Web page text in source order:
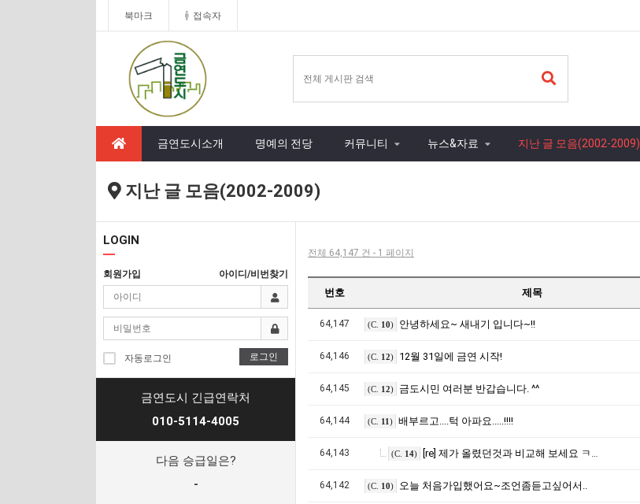
북마크 접속자
금연도시소개 명예의 전당 커뮤니티 뉴스&자료 지난 글 모음(2002-2009)
지난 글 모음(2002-2009)
LOGIN
회원가입 아이디/비번찾기
자동로그인 로그인
금연도시 긴급연락처
010-5114-4005
다음 승급일은?
-
전체 64,147 건 - 1 페이지
번호 제목
64,147 (C. 10) 안녕하세요~ 새내기 입니다~!!
64,146 (C. 12) 12월 31일에 금연 시작!
64,145 (C. 12) 금도시민 여러분 반갑습니다. ^^
64,144 (C. 11) 배부르고....턱 아파요.....!!!!
64,143 (C. 14) [re] 제가 올렸던것과 비교해 보세요 ㅋㅋ
64,142 (C. 10) 오늘 처음가입했어요~조언좀듣고싶어서..